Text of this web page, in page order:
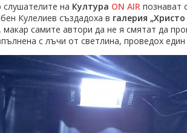
на Култура ON AIR познават
Кулелиев създадоха в галерия
макар самите автори да не я смятат да
с лъчи от светлина, проведох един